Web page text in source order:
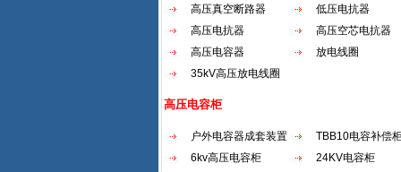
高压真空断路器
低压电抗器
高压电抗器
高压空芯电抗器
高压电容器
放电线圈
35kV高压放电线圈
高压电容柜
户外电容器成套装置
TBB10电容补偿
6kv高压电容柜
24KV电容柜